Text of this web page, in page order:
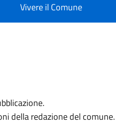
Vivere il Comune
della redazione del comune.